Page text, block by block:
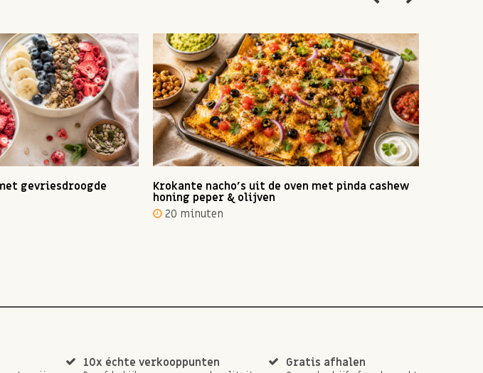
gevriesdroogde
Krokante nacho's uit de oven met pinda cashew
honing peper & olijven
20 minuten
10x échte verkooppunten Gratis afhalen